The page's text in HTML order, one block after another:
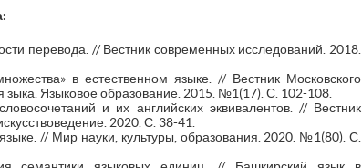
перевода. // Вестник современных исследований. 2018.
в естественном языке. // Вестник Московского
зыка. Языковое образование. 2015. №1(17). С. 102-108.
и их английских эквивалентов. // Вестник
2020. С. 38-41.
// Мир науки, культуры, образования. 2020. №1(80). С.